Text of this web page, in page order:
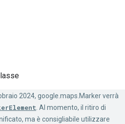
2024, google.maps.Marker verrà
. Al momento, il ritiro di
ma è consigliabile utilizzare